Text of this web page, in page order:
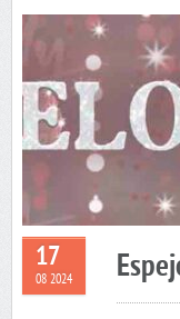
17
08 2024